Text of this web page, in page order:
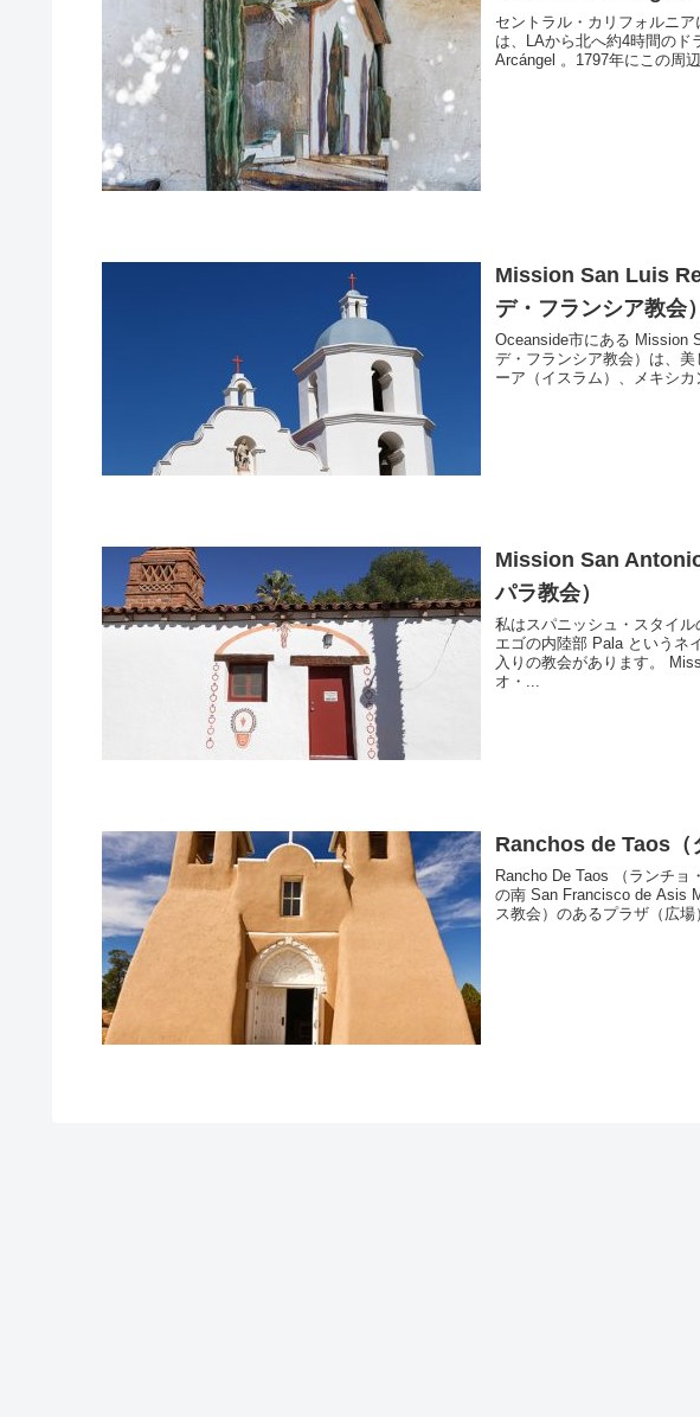
セントラル・カリフォルニ
は、LAから北へ約4時間のド
Arcángel 。1797年にこの周
Mission San Luis
デ・フランシア教会）
Oceanside市にある Mission
デ・フランシア教会）は、
ーア（イスラム）、メキシ
Mission San
パラ教会）
私はスパニッシュ・スタイ
エゴの内陸部 Pala というネ
入りの教会があります。
オ・...
Ranchos de Taos（
Rancho De Taos （ランチョ
の南 San Francisco de Asis
ス教会）のあるプラザ（広